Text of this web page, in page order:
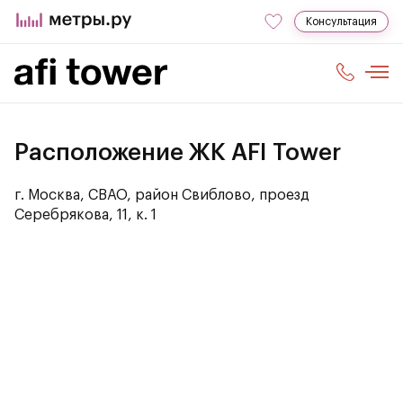
Консультация
Расположение ЖК AFI Tower
г. Москва, СВАО, район Свиблово, проезд
Серебрякова, 11, к. 1